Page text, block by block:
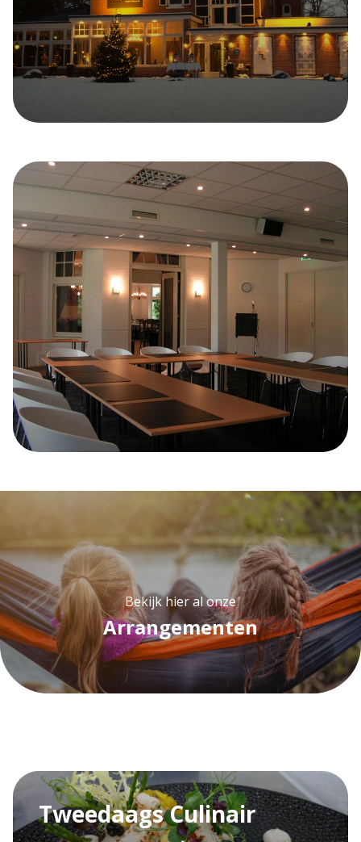
Bekijk hier al onze
Arrangementen
Tweedaags Culinair